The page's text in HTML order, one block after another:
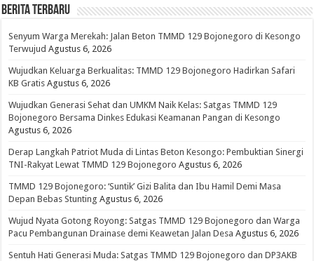
BERITA TERBARU
Senyum Warga Merekah: Jalan Beton TMMD 129 Bojonegoro di Kesongo
Terwujud Agustus 6, 2026
Wujudkan Keluarga Berkualitas: TMMD 129 Bojonegoro Hadirkan Safari
KB Gratis Agustus 6, 2026
Wujudkan Generasi Sehat dan UMKM Naik Kelas: Satgas TMMD 129
Bojonegoro Bersama Dinkes Edukasi Keamanan Pangan di Kesongo
Agustus 6, 2026
Derap Langkah Patriot Muda di Lintas Beton Kesongo: Pembuktian Sinergi
TNI-Rakyat Lewat TMMD 129 Bojonegoro Agustus 6, 2026
TMMD 129 Bojonegoro: ‘Suntik’ Gizi Balita dan Ibu Hamil Demi Masa
Depan Bebas Stunting Agustus 6, 2026
Wujud Nyata Gotong Royong: Satgas TMMD 129 Bojonegoro dan Warga
Pacu Pembangunan Drainase demi Keawetan Jalan Desa Agustus 6, 2026
Sentuh Hati Generasi Muda: Satgas TMMD 129 Bojonegoro dan DP3AKB